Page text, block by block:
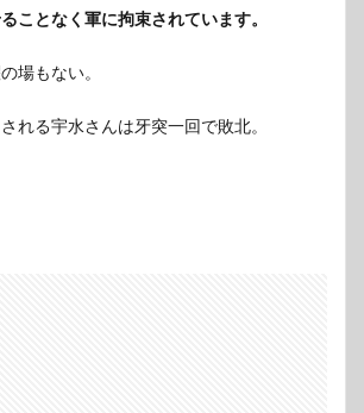
ことなく軍に拘束されています。
場もない。
れる宇水さんは牙突一回で敗北。